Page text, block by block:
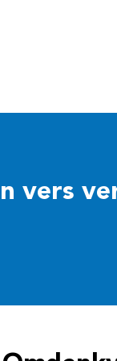
vers